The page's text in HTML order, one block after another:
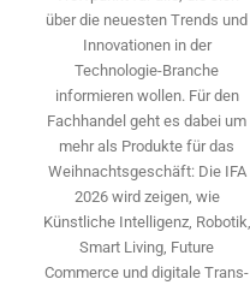
über die neuesten Trends und
Innovationen in der
Technologie-­Branche
informieren wollen. Für den
Fachhandel geht es dabei um
mehr als Produkte für das
Weihnachtsgeschäft: Die IFA
2026 wird ­zeigen, wie
Künstliche Intelligenz, Robotik,
Smart Living, Future
Commerce und digitale Trans­